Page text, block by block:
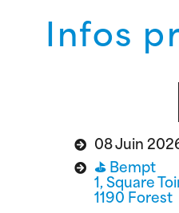
Infos
08 Juin
⛳️ Bempt
1, Square
1190 Forest